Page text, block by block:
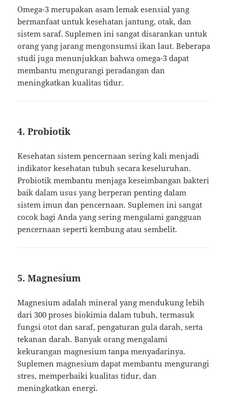
Omega-3 merupakan asam lemak esensial yang
bermanfaat untuk kesehatan jantung, otak, dan
sistem saraf. Suplemen ini sangat disarankan untuk
orang yang jarang mengonsumsi ikan laut. Beberapa
studi juga menunjukkan bahwa omega-3 dapat
membantu mengurangi peradangan dan
meningkatkan kualitas tidur.
4.Probiotik
Kesehatan sistem pencernaan sering kali menjadi
indikator kesehatan tubuh secara keseluruhan.
Probiotik membantu menjaga keseimbangan bakteri
baik dalam usus yang berperan penting dalam
sistem imun dan pencernaan. Suplemen ini sangat
cocok bagi Anda yang sering mengalami gangguan
pencernaan seperti kembung atau sembelit.
5.Magnesium
Magnesium adalah mineral yang mendukung lebih
dari 300 proses biokimia dalam tubuh, termasuk
fungsi otot dan saraf, pengaturan gula darah, serta
tekanan darah. Banyak orang mengalami
kekurangan magnesium tanpa menyadarinya.
Suplemen magnesium dapat membantu mengurangi
stres, memperbaiki kualitas tidur, dan
meningkatkan energi.